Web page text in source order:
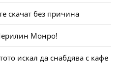
скачат без причина
Монро!
искал да снабдява с кафе